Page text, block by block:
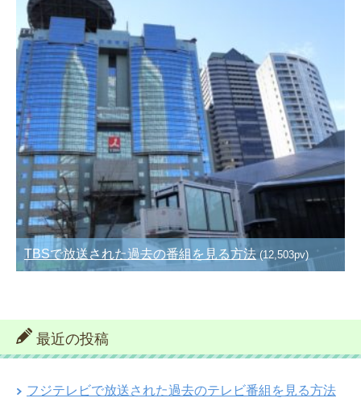
TBSで放送された過去の番組を見る方法 (12,503pv)
最近の投稿
フジテレビで放送された過去のテレビ番組を見る方法